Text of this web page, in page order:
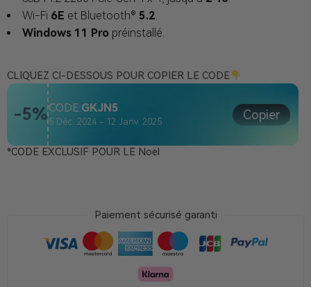
Wi-Fi 6E et Bluetooth® 5.2.
Windows 11 Pro préinstallé.
CLIQUEZ CI-DESSOUS POUR COPIER LE CODE
-5%CODE:GKJN5
5 Déc. 2024 - 12 Janv. 2025 Copier
*CODE EXCLUSIF POUR LE Noël
Paiement sécurisé garanti